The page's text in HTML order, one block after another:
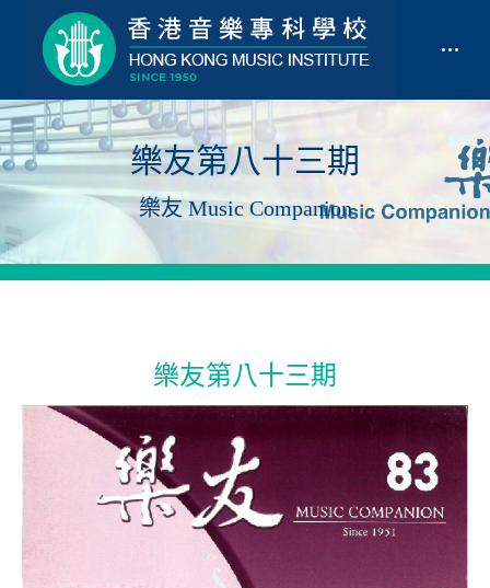
樂友第八十三期
樂友 Music Companion
樂友第八十三期